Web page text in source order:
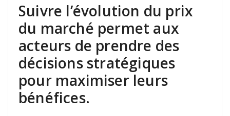
Suivre l’évolution du prix
du marché permet aux
acteurs de prendre des
décisions stratégiques
pour maximiser leurs
bénéfices.